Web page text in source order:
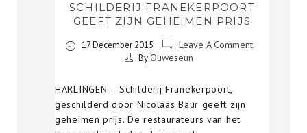
SCHILDERIJ FRANEKERPOORT
GEEFT ZIJN GEHEIMEN PRIJS
17 December 2015 Leave A Comment
ByOuweseun
HARLINGEN – Schilderij Franekerpoort,
geschilderd door Nicolaas Baur geeft zijn
geheimen prijs. De restaurateurs van het